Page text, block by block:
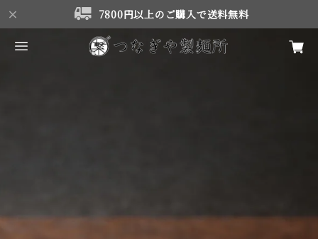
7800円以上のご購入で送料無料